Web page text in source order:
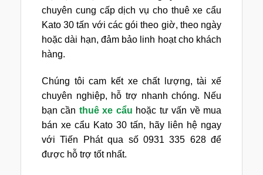
chuyên cung cấp dịch vụ cho thuê xe cẩu
Kato 30 tấn với các gói theo giờ, theo ngày
hoặc dài hạn, đảm bảo linh hoạt cho khách
hàng.
Chúng tôi cam kết xe chất lượng, tài xế
chuyên nghiệp, hỗ trợ nhanh chóng. Nếu
bạn cần thuê xe cẩu hoặc tư vấn về mua
bán xe cẩu Kato 30 tấn, hãy liên hệ ngay
với Tiến Phát qua số 0931 335 628 để
được hỗ trợ tốt nhất.